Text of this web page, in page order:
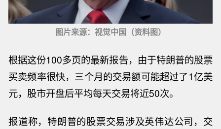
图片来源：视觉中国（资料图）
根据这份100多页的最新报告，由于特朗普的股票
买卖频率很快， 三个月的交易额可能超过了1亿美
元，股市开盘后平均每天交易将近50次。
报道称，特朗普的股票交易涉及英伟达公司，交